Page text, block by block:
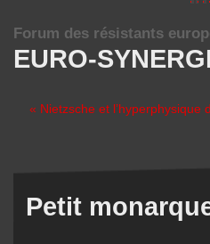
EURO-
Forum des résistants
« Nietzsche et l’hyperphysique
Petit